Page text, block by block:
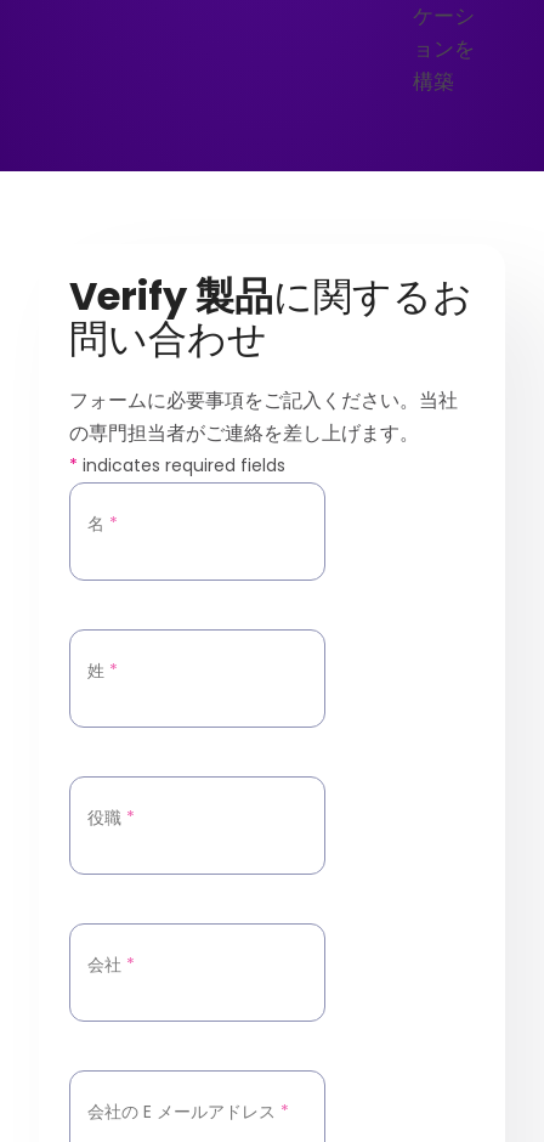
ケーシ
ョンを
構築
Verify 製品に関するお
問い合わせ
フォームに必要事項をご記入ください。当社
の専門担当者がご連絡を差し上げます。
* indicates required fields
名 *
姓 *
役職 *
会社 *
会社の E メールアドレス *